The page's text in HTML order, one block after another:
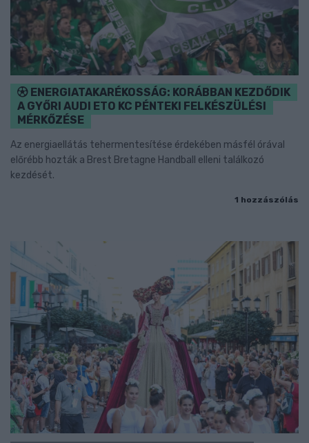
ENERGIATAKARÉKOSSÁG: KORÁBBAN KEZDŐDIK
A GYŐRI AUDI ETO KC PÉNTEKI FELKÉSZÜLÉSI
MÉRKŐZÉSE
Az energiaellátás tehermentesítése érdekében másfél órával
előrébb hozták a Brest Bretagne Handball elleni találkozó
kezdését.
1 hozzászólás